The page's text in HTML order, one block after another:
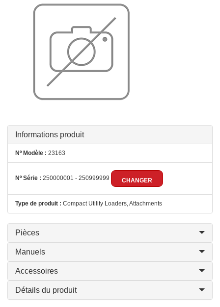
Informations produit
Nº Modèle : 23163
Nº Série : 250000001 - 250999999 CHANGER
Type de produit : Compact Utility Loaders, Attachments
Pièces
Manuels
Accessoires
Détails du produit